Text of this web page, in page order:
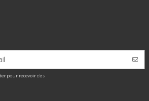
pour recevoir des